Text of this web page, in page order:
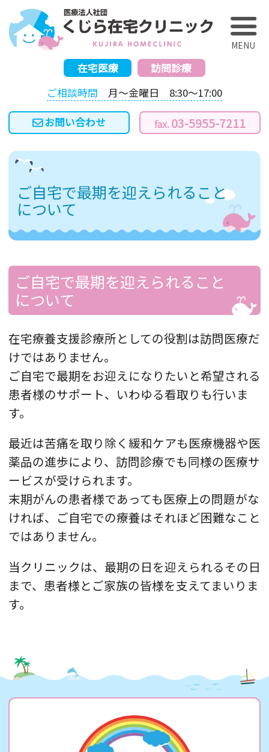
在宅医療
訪問診療
ご相談時間 月～金曜日 8:30～17:00
03-5955-7211
ご自宅で最期を迎えられること
について
ご自宅で最期を迎えられること
について
在宅療養支援診療所としての役割は訪問医療だ
けではありません。
ご自宅で最期をお迎えになりたいと希望される
患者様のサポート、いわゆる看取りも行いま
す。
最近は苦痛を取り除く緩和ケアも医療機器や医
薬品の進歩により、訪問診療でも同様の医療サ
ービスが受けられます。
末期がんの患者様であっても医療上の問題がな
ければ、ご自宅での療養はそれほど困難なこと
ではありません。
当クリニックは、最期の日を迎えられるその日
まで、患者様とご家族の皆様を支えてまいりま
す。